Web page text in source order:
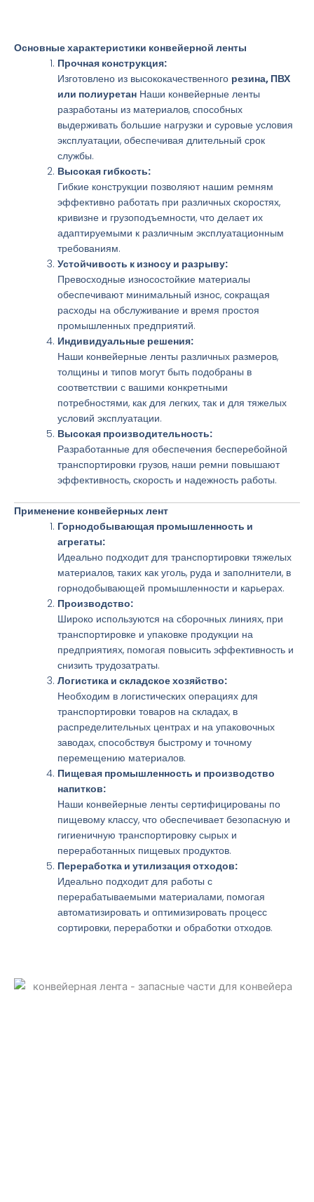
Основные характеристики конвейерной ленты
Прочная конструкция:
Изготовлено из высококачественного резина, ПВХ
или полиуретан Наши конвейерные ленты
разработаны из материалов, способных
выдерживать большие нагрузки и суровые условия
эксплуатации, обеспечивая длительный срок
службы.
Высокая гибкость:
Гибкие конструкции позволяют нашим ремням
эффективно работать при различных скоростях,
кривизне и грузоподъемности, что делает их
адаптируемыми к различным эксплуатационным
требованиям.
Устойчивость к износу и разрыву:
Превосходные износостойкие материалы
обеспечивают минимальный износ, сокращая
расходы на обслуживание и время простоя
промышленных предприятий.
Индивидуальные решения:
Наши конвейерные ленты различных размеров,
толщины и типов могут быть подобраны в
соответствии с вашими конкретными
потребностями, как для легких, так и для тяжелых
условий эксплуатации.
Высокая производительность:
Разработанные для обеспечения бесперебойной
транспортировки грузов, наши ремни повышают
эффективность, скорость и надежность работы.
Применение конвейерных лент
Горнодобывающая промышленность и
агрегаты:
Идеально подходит для транспортировки тяжелых
материалов, таких как уголь, руда и заполнители, в
горнодобывающей промышленности и карьерах.
Производство:
Широко используются на сборочных линиях, при
транспортировке и упаковке продукции на
предприятиях, помогая повысить эффективность и
снизить трудозатраты.
Логистика и складское хозяйство:
Необходим в логистических операциях для
транспортировки товаров на складах, в
распределительных центрах и на упаковочных
заводах, способствуя быстрому и точному
перемещению материалов.
Пищевая промышленность и производство
напитков:
Наши конвейерные ленты сертифицированы по
пищевому классу, что обеспечивает безопасную и
гигиеничную транспортировку сырых и
переработанных пищевых продуктов.
Переработка и утилизация отходов:
Идеально подходит для работы с
перерабатываемыми материалами, помогая
автоматизировать и оптимизировать процесс
сортировки, переработки и обработки отходов.